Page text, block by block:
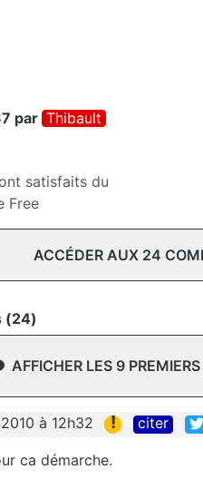
par Thibault
satisfaits du
Free
ACCÉDER AUX 24
(24)
AFFICHER LES 9
à 12h32 ! citer
ca démarche.